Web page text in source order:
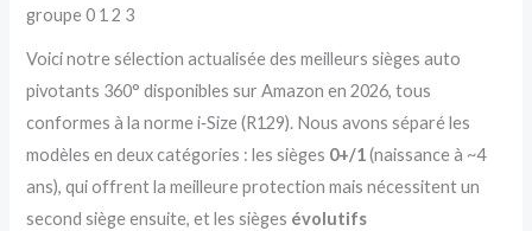
groupe 0 1 2 3
Voici notre sélection actualisée des meilleurs sièges auto
pivotants 360° disponibles sur Amazon en 2026, tous
conformes à la norme i‑Size (R129). Nous avons séparé les
modèles en deux catégories : les sièges 0+/1(naissance à ~4
ans), qui offrent la meilleure protection mais nécessitent un
second siège ensuite, et les sièges évolutifs